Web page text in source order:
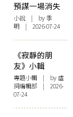
預謀一場消失
小說 | by 季
明 | 2026-07-24
《寂靜的朋
友》小輯
專題小輯 | by 虛
詞編輯部 | 2026-
07-24